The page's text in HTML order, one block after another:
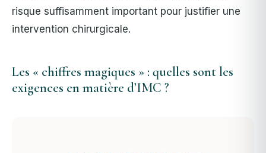
risque suffisamment important pour justifier une
intervention chirurgicale.
Les « chiffres magiques » : quelles sont les
exigences en matière d’IMC ?